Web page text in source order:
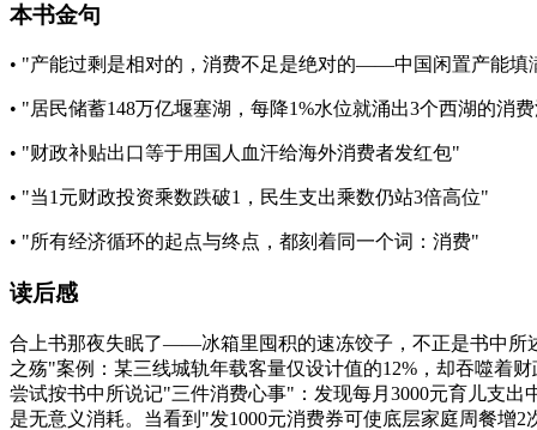
本书金句
• "产能过剩是相对的，消费不足是绝对的——中国闲置产能填
• "居民储蓄148万亿堰塞湖，每降1%水位就涌出3个西湖的消
• "财政补贴出口等于用国人血汗给海外消费者发红包"
• "当1元财政投资乘数跌破1，民生支出乘数仍站3倍高位"
• "所有经济循环的起点与终点，都刻着同一个词：消费"
读后感
合上书那夜失眠了——冰箱里囤积的速冻饺子，不正是书中所
之殇"案例：某三线城轨年载客量仅设计值的12%，却吞噬着
尝试按书中所说记"三件消费心事"：发现每月3000元育儿支
是无意义消耗。当看到"发1000元消费券可使底层家庭周餐增